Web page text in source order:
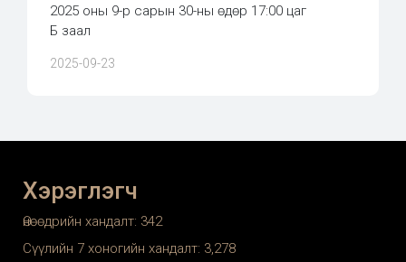
2025 оны 9-р сарын 30-ны өдөр 17:00 цаг
Б заал
2025-09-23
Хэрэглэгч
Өнөөдрийн хандалт: 342
Сүүлийн 7 хоногийн хандалт: 3,278